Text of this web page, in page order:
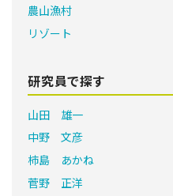
農山漁村
リゾート
研究員で探す
山田 雄一
中野 文彦
柿島 あかね
菅野 正洋